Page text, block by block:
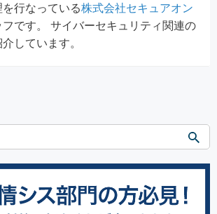
行なっている株式会社セキュアオン
です。 サイバーセキュリティ関連の
しています。